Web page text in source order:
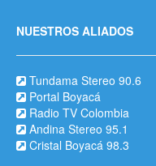
NUESTROS ALIADOS
Tundama Stereo 90.6
Portal Boyacá
Radio TV Colombia
Andina Stereo 95.1
Cristal Boyacá 98.3